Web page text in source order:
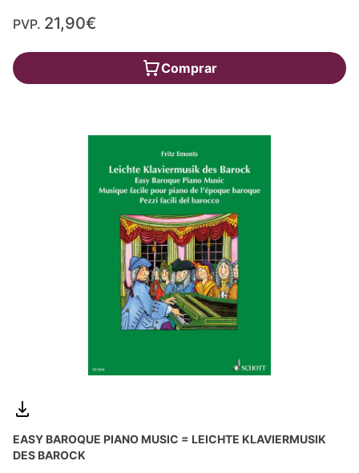
PVP. 21,90€
Comprar
EASY BAROQUE PIANO MUSIC = LEICHTE KLAVIERMUSIK
DES BAROCK